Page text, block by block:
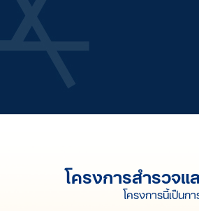
โครงการสำรวจ
โครงการนี้เป็น